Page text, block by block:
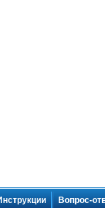
Вопрос-